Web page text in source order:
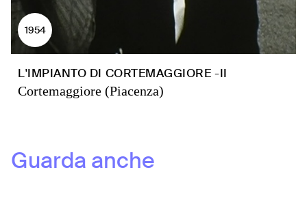
1954
L'IMPIANTO DI CORTEMAGGIORE -II
Cortemaggiore (Piacenza)
Guarda anche